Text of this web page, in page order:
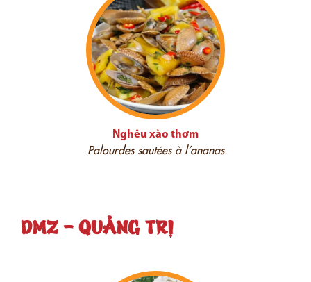
Nghêu xào thơm
Palourdes sautées à l’ananas
DMZ - QUẢNG TRỊ